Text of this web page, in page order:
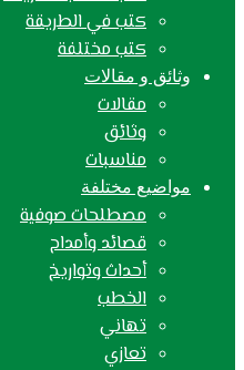
كتب في الطريقة
كتب مختلفة
وثائق و مقالات
مقالات
وثائق
مناسبات
مواضيع مختلفة
مصطلحات صوفية
قصائد وأمداح
أحداث وتواريخ
الخطب
تهاني
تعازي